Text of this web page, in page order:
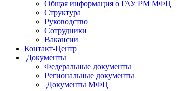
Общая информация о ГАУ РМ МФЦ
Структура
Руководство
Сотрудники
Вакансии
Контакт-Центр
Документы
Федеральные документы
Региональные документы
Документы МФЦ